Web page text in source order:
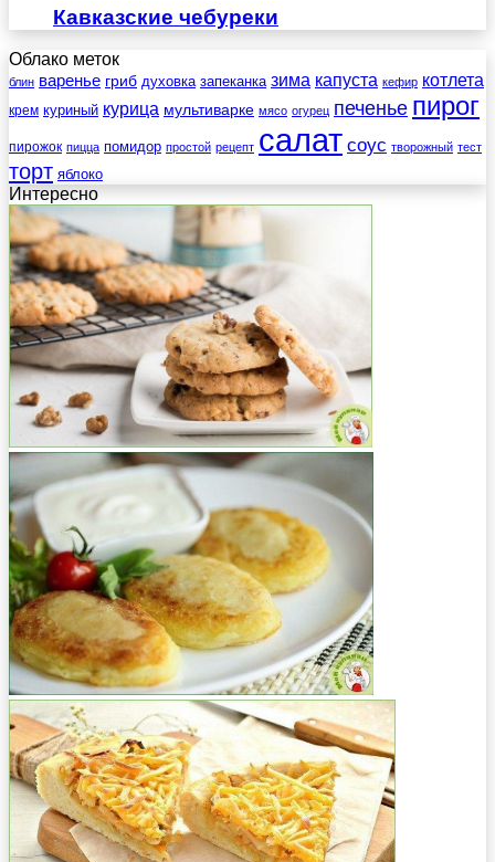
Кавказские чебуреки
Облако меток
блин варенье гриб духовка запеканка зима капуста кефир котлета
крем куриный курица мультиварке мясо огурец печенье пирог
пирожок пицца помидор простой рецепт салат соус творожный тест
торт яблоко
Интересно